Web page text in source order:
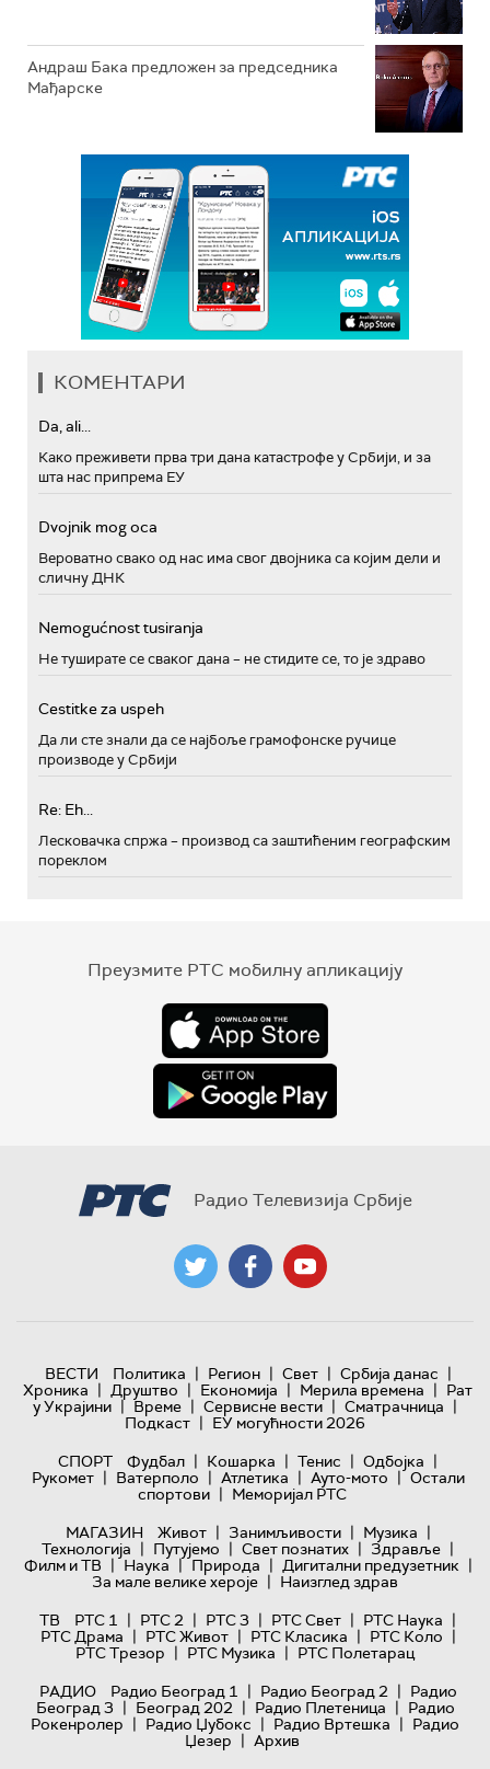
Андраш Бакa предложен за председника
Мађарске
КОМЕНТАРИ
Da, ali...
Како преживети прва три дана катастрофе у Србији, и за
шта нас припрема ЕУ
Dvojnik mog oca
Вероватно свако од нас има свог двојника са којим дели и
сличну ДНК
Nemogućnost tusiranja
Не туширате се сваког дана – не стидите се, то је здраво
Cestitke za uspeh
Да ли сте знали да се најбоље грамофонске ручице
производе у Србији
Re: Eh...
Лесковачка спржа – производ са заштићеним географским
пореклом
Преузмите РТС мобилну апликацију
Радио Телевизија Србије
ВЕСТИ Политика | Регион | Свет | Србија данас |
Хроника | Друштво | Економија | Мерила времена | Рат
у Украјини | Време | Сервисне вести | Сматрачница |
Подкаст | ЕУ могућности 2026
СПОРТ
Фудбал | Кошарка | Тенис | Одбојка |
Рукомет | Ватерполо | Атлетика | Ауто-мото | Остали
спортови | Меморијал РТС
МАГАЗИН
Живот | Занимљивости | Музика |
Технологијa | Путујемо | Свет познатих | Здравље |
Филм и ТВ | Наука | Природа | Дигитални предузетник |
За мале велике хероје | Наизглед здрав
ТВ
РТС 1 | РТС 2 | РТС 3 | РТС Свет | РТС Наука |
РТС Драма | РТС Живот | РТС Класика | РТС Коло |
РТС Трезор | РТС Музика | РТС Полетарац
РАДИО
Радио Београд 1 | Радио Београд 2 | Радио
Београд 3 | Београд 202 | Радио Плетеница | Радио
Рокенролер | Радио Џубокс | Радио Вртешка | Радио
Џезер | Архив